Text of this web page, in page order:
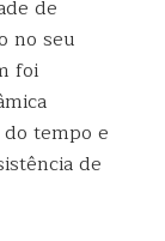
de
no seu
foi
tempo e
de